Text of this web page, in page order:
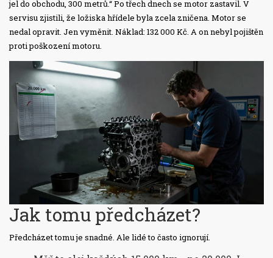
jel do obchodu, 300 metrů.“ Po třech dnech se motor zastavil. V
servisu zjistili, že ložiska hřídele byla zcela zničena. Motor se
nedal opravit. Jen vyměnit. Náklad: 132 000 Kč. A on nebyl pojištěn
proti poškození motoru.
Jak tomu předcházet?
Předcházet tomu je snadné. Ale lidé to často ignorují.